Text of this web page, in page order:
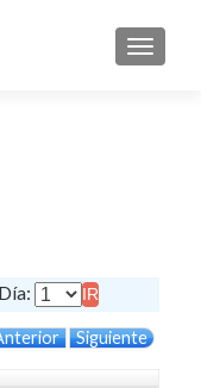
Día:
Siguiente